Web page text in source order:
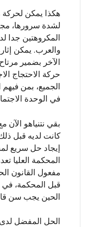
هكذا يمكن لحركة
لشدة سرورها،
المكروهتين جدا
والعرب. يمكن
الآخر بضمير
حركة الاحتجاج
الجميع، بمن فيهم
في الوحدة
بقي نتنياهو الآن
كانت لديه قبل
إيجاد حل سريع
المحكمة العليا
مفعول القانون
قبل المحكمة، في
الحين يجب سن
الحل المفضل